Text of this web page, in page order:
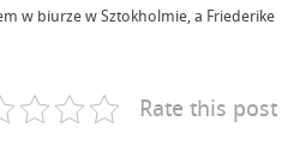
w biurze w Sztokholmie, a Friederike
Rate this post